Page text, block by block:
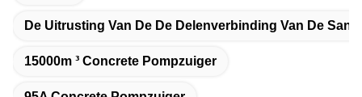
De Uitrusting Van De De Delenverbinding Van De
15000m ³ Concrete Pompzuiger